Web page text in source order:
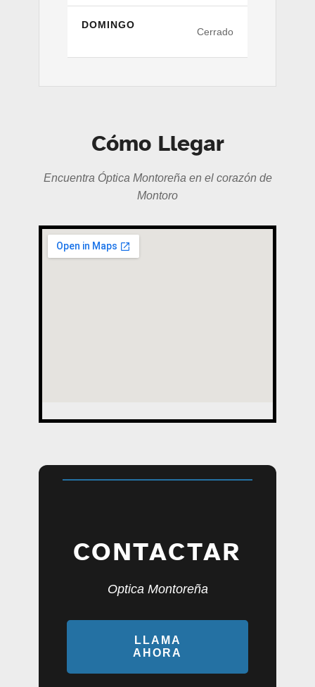
DOMINGO
Cerrado
Cómo Llegar
Encuentra Óptica Montoreña en el corazón de
Montoro
CONTACTAR
Optica Montoreña
LLAMA
AHORA